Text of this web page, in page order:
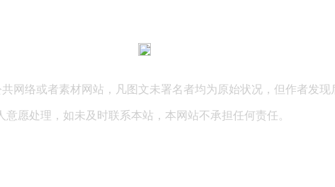
网络或者素材网站，凡图文未署名者均为原始状况，但作者发现
愿处理，如未及时联系本站，本网站不承担任何责任。